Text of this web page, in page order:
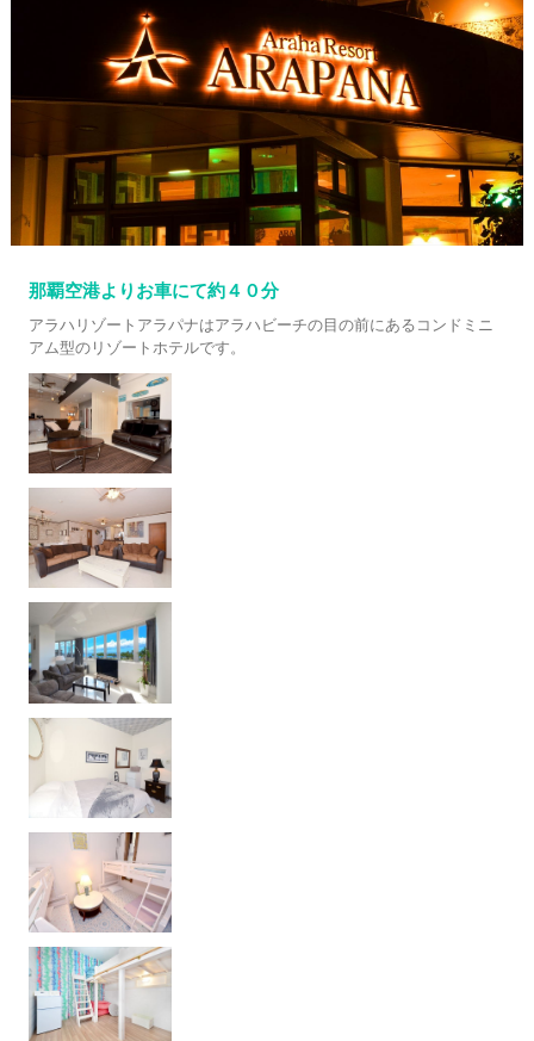
那覇空港よりお車にて約４０分
アラハリゾートアラパナはアラハビーチの目の前にあるコンドミニ
アム型のリゾートホテルです。